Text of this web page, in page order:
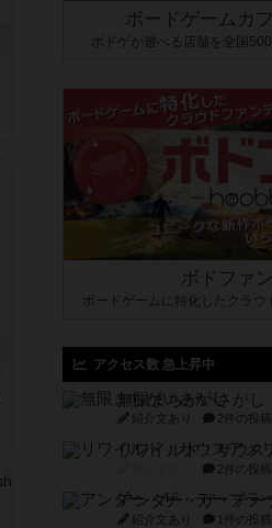
ボードゲームカ
ボドゲが遊べる店舗を全国
ボドファン
ボードゲームに特化したクラウ
アクセス数 急上昇中
無限まちがいさがし
紹介文あり 2件の投稿
2件の投稿
紹介文あり 1件の投稿